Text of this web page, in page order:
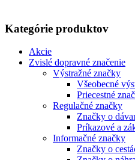
Kategórie produktov
Akcie
Zvislé dopravné značenie
Výstražné značky
Všeobecné
Priecestné
Regulačné značky
Značky o
Príkazové a
Informačné značky
Značky o